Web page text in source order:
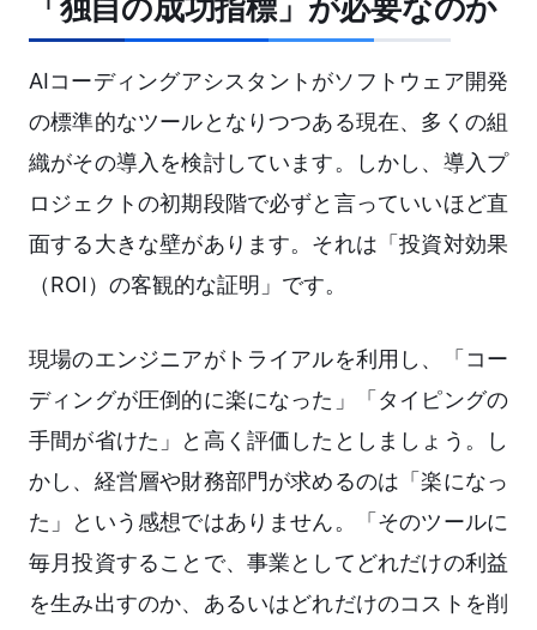
「独自の成功指標」が必要なのか
AIコーディングアシスタントがソフトウェア開発
の標準的なツールとなりつつある現在、多くの組
織がその導入を検討しています。しかし、導入プ
ロジェクトの初期段階で必ずと言っていいほど直
面する大きな壁があります。それは「投資対効果
（ROI）の客観的な証明」です。
現場のエンジニアがトライアルを利用し、「コー
ディングが圧倒的に楽になった」「タイピングの
手間が省けた」と高く評価したとしましょう。し
かし、経営層や財務部門が求めるのは「楽になっ
た」という感想ではありません。「そのツールに
毎月投資することで、事業としてどれだけの利益
を生み出すのか、あるいはどれだけのコストを削